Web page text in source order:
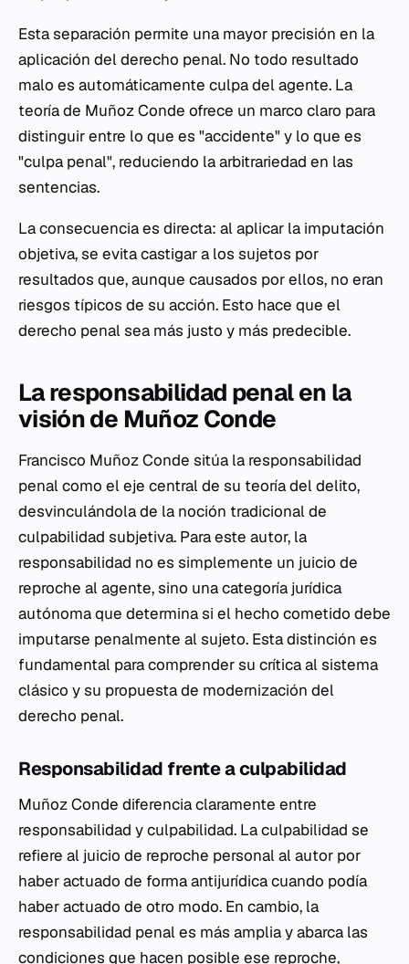
Esta separación permite una mayor precisión en la
aplicación del derecho penal. No todo resultado
malo es automáticamente culpa del agente. La
teoría de Muñoz Conde ofrece un marco claro para
distinguir entre lo que es "accidente" y lo que es
"culpa penal", reduciendo la arbitrariedad en las
sentencias.
La consecuencia es directa: al aplicar la imputación
objetiva, se evita castigar a los sujetos por
resultados que, aunque causados por ellos, no eran
riesgos típicos de su acción. Esto hace que el
derecho penal sea más justo y más predecible.
La responsabilidad penal en la
visión de Muñoz Conde
Francisco Muñoz Conde sitúa la responsabilidad
penal como el eje central de su teoría del delito,
desvinculándola de la noción tradicional de
culpabilidad subjetiva. Para este autor, la
responsabilidad no es simplemente un juicio de
reproche al agente, sino una categoría jurídica
autónoma que determina si el hecho cometido debe
imputarse penalmente al sujeto. Esta distinción es
fundamental para comprender su crítica al sistema
clásico y su propuesta de modernización del
derecho penal.
Responsabilidad frente a culpabilidad
Muñoz Conde diferencia claramente entre
responsabilidad y culpabilidad. La culpabilidad se
refiere al juicio de reproche personal al autor por
haber actuado de forma antijurídica cuando podía
haber actuado de otro modo. En cambio, la
responsabilidad penal es más amplia y abarca las
condiciones que hacen posible ese reproche,